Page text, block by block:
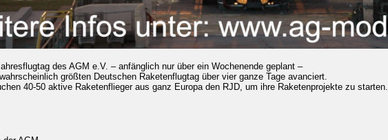
des AGM e.V. – anfänglich nur über ein Wochenende geplant –
größten Deutschen Raketenflugtag über vier ganze Tage avanciert.
40-50 aktive Raketenflieger aus ganz Europa den RJD, um ihre Raketenprojekte zu starten.